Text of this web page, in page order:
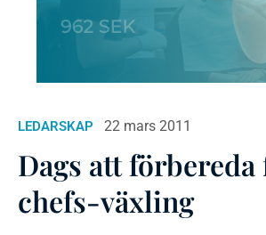
LEDARSKAP 22 mars 2011
Dags att förbereda
chefs-växling